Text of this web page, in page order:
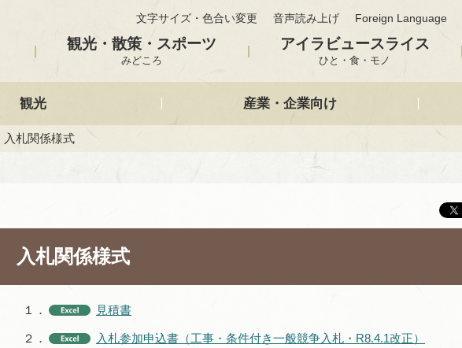
文字サイズ・色合い変更 音声読み上げ Foreign Language
観光・散策・スポーツ
みどころ
アイラビュースライス
ひと・食・モノ
観光 産業・企業向け
入札関係様式
入札関係様式
１． 見積書
２． 入札参加申込書（工事・条件付き一般競争入札・R8.4.1改正）